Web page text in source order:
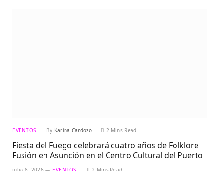
EVENTOS By Karina Cardozo 2 Mins Read
Fiesta del Fuego celebrará cuatro años de Folklore
Fusión en Asunción en el Centro Cultural del Puerto
julio 8, 2026 EVENTOS 2 Mins Read